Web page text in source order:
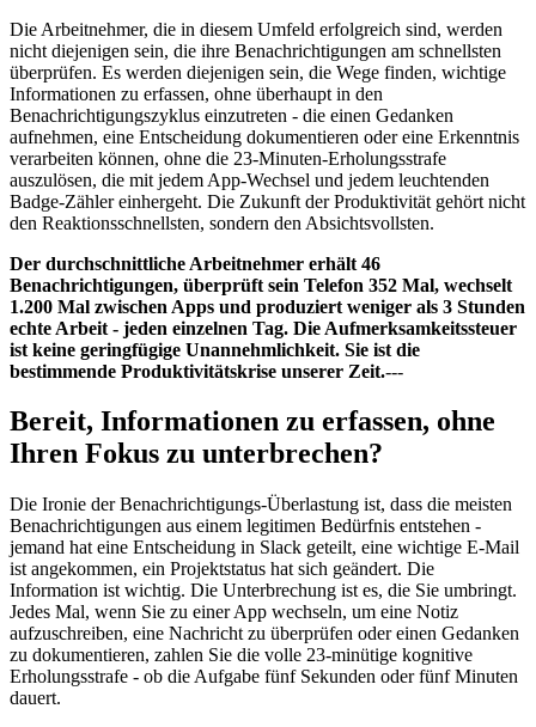
Die Arbeitnehmer, die in diesem Umfeld erfolgreich sind, werden
nicht diejenigen sein, die ihre Benachrichtigungen am schnellsten
überprüfen. Es werden diejenigen sein, die Wege finden, wichtige
Informationen zu erfassen, ohne überhaupt in den
Benachrichtigungszyklus einzutreten - die einen Gedanken
aufnehmen, eine Entscheidung dokumentieren oder eine Erkenntnis
verarbeiten können, ohne die 23-Minuten-Erholungsstrafe
auszulösen, die mit jedem App-Wechsel und jedem leuchtenden
Badge-Zähler einhergeht. Die Zukunft der Produktivität gehört nicht
den Reaktionsschnellsten, sondern den Absichtsvollsten.
Der durchschnittliche Arbeitnehmer erhält 46
Benachrichtigungen, überprüft sein Telefon 352 Mal, wechselt
1.200 Mal zwischen Apps und produziert weniger als 3 Stunden
echte Arbeit - jeden einzelnen Tag. Die Aufmerksamkeitssteuer
ist keine geringfügige Unannehmlichkeit. Sie ist die
bestimmende Produktivitätskrise unserer Zeit.---
Bereit, Informationen zu erfassen, ohne
Ihren Fokus zu unterbrechen?
Die Ironie der Benachrichtigungs-Überlastung ist, dass die meisten
Benachrichtigungen aus einem legitimen Bedürfnis entstehen -
jemand hat eine Entscheidung in Slack geteilt, eine wichtige E-Mail
ist angekommen, ein Projektstatus hat sich geändert. Die
Information ist wichtig. Die Unterbrechung ist es, die Sie umbringt.
Jedes Mal, wenn Sie zu einer App wechseln, um eine Notiz
aufzuschreiben, eine Nachricht zu überprüfen oder einen Gedanken
zu dokumentieren, zahlen Sie die volle 23-minütige kognitive
Erholungsstrafe - ob die Aufgabe fünf Sekunden oder fünf Minuten
dauert.